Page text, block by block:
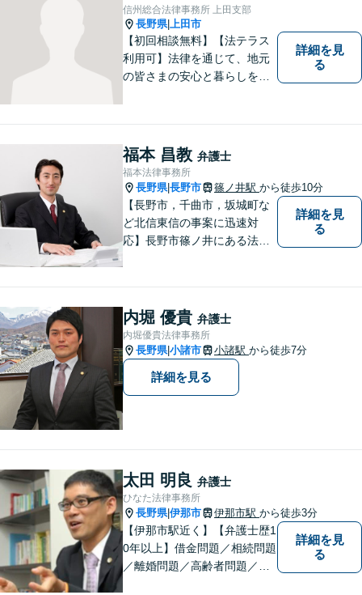
信州総合法律事務所 上田支部
長野県| 上田市
【初回相談無料】【法テラス
利用可】法律を通じて、地元
の皆さまの安心と暮らしを全
なたのお悩みをお聞かせくだ
さい。どのようなご相談でも
真摯に向き合い、解決まで全
力で伴走します。【地域密着
型の法律事務所】
詳細を見
る
福本 昌教 弁護士
福本法律事務所
長野県|長野市 篠ノ井駅 から徒歩10分
【長野市，千曲市，坂城町な
ど北信東信の事案に迅速対
応】長野市篠ノ井にある法律
方は是非ご相談ください。迅
速に対応いたします。
詳細を見
る
内堀 優貴 弁護士
内堀優貴法律事務所
長野県|小諸市 小諸駅 から徒歩7分
詳細を見る
太田 明良 弁護士
ひなた法律事務所
長野県|伊那市 伊那市駅 から徒歩3分
【伊那市駅近く】【弁護士歴1
0年以上】借金問題／相続問題
／離婚問題／高齢者問題／相
詳細を見
る